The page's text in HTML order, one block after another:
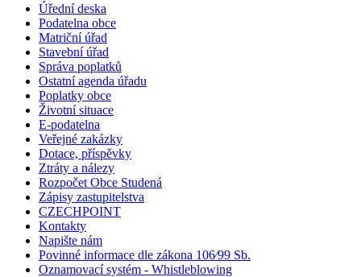
Úřední deska
Podatelna obce
Matriční úřad
Stavební úřad
Správa poplatků
Ostatní agenda úřadu
Poplatky obce
Životní situace
E-podatelna
Veřejné zakázky
Dotace, příspěvky
Ztráty a nálezy
Rozpočet Obce Studená
Zápisy zastupitelstva
CZECHPOINT
Kontakty
Napište nám
Povinné informace dle zákona 106⁄99 Sb.
Oznamovací systém - Whistleblowing